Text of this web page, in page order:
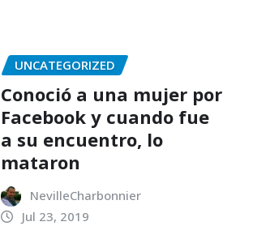
UNCATEGORIZED
Conoció a una mujer por
Facebook y cuando fue
a su encuentro, lo
mataron
NevilleCharbonnier
Jul 23, 2019